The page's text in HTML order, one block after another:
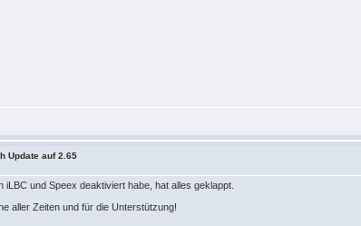
Update auf 2.65
iLBC und Speex deaktiviert habe, hat alles geklappt.
aller Zeiten und für die Unterstützung!